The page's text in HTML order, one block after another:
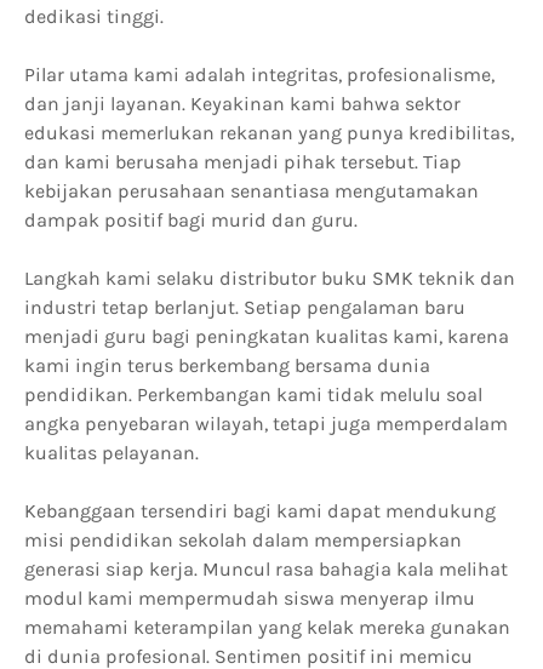
dedikasi tinggi.
Pilar utama kami adalah integritas, profesionalisme,
dan janji layanan. Keyakinan kami bahwa sektor
edukasi memerlukan rekanan yang punya kredibilitas,
dan kami berusaha menjadi pihak tersebut. Tiap
kebijakan perusahaan senantiasa mengutamakan
dampak positif bagi murid dan guru.
Langkah kami selaku distributor buku SMK teknik dan
industri tetap berlanjut. Setiap pengalaman baru
menjadi guru bagi peningkatan kualitas kami, karena
kami ingin terus berkembang bersama dunia
pendidikan. Perkembangan kami tidak melulu soal
angka penyebaran wilayah, tetapi juga memperdalam
kualitas pelayanan.
Kebanggaan tersendiri bagi kami dapat mendukung
misi pendidikan sekolah dalam mempersiapkan
generasi siap kerja. Muncul rasa bahagia kala melihat
modul kami mempermudah siswa menyerap ilmu
memahami keterampilan yang kelak mereka gunakan
di dunia profesional. Sentimen positif ini memicu